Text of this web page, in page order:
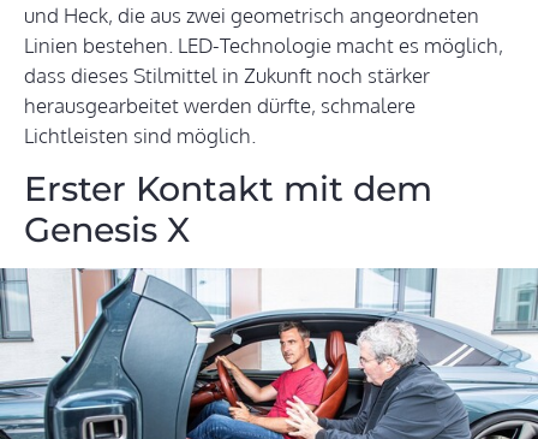
und Heck, die aus zwei geometrisch angeordneten
Linien bestehen. LED-Technologie macht es möglich,
dass dieses Stilmittel in Zukunft noch stärker
herausgearbeitet werden dürfte, schmalere
Lichtleisten sind möglich.
Erster Kontakt mit dem
Genesis X